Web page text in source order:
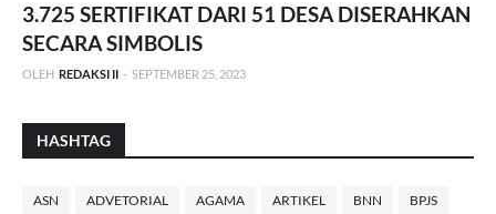
3.725 SERTIFIKAT DARI 51 DESA DISERAHKAN
SECARA SIMBOLIS
OLEH REDAKSI II - SEPTEMBER 25, 2023
HASHTAG
ASN ADVETORIAL AGAMA ARTIKEL BNN BPJS